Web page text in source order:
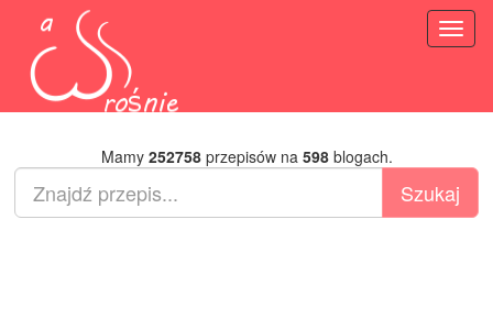
Mamy 252758przepisów na 598blogach.